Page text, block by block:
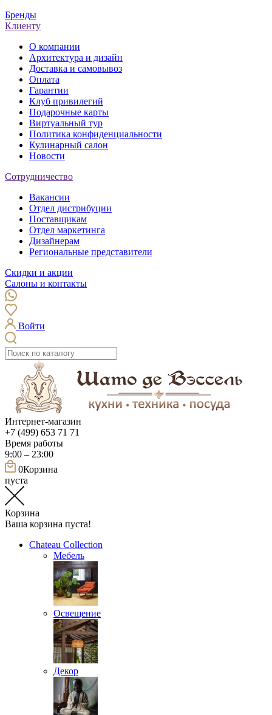
Бренды
Клиенту
О компании
Архитектура и дизайн
Доставка и самовывоз
Оплата
Гарантии
Клуб привилегий
Подарочные карты
Виртуальный тур
Политика конфиденциальности
Кулинарный салон
Новости
Сотрудничество
Вакансии
Отдел дистрибуции
Поставщикам
Отдел маркетинга
Дизайнерам
Региональные представители
Скидки и акции
Салоны и контакты
Войти
Интернет-магазин
+7 (499) 653 71 71
Время работы
9:00 – 23:00
0Корзина
пуста
Корзина
Ваша корзина пуста!
Chateau Collection
Мебель
Освещение
Декор